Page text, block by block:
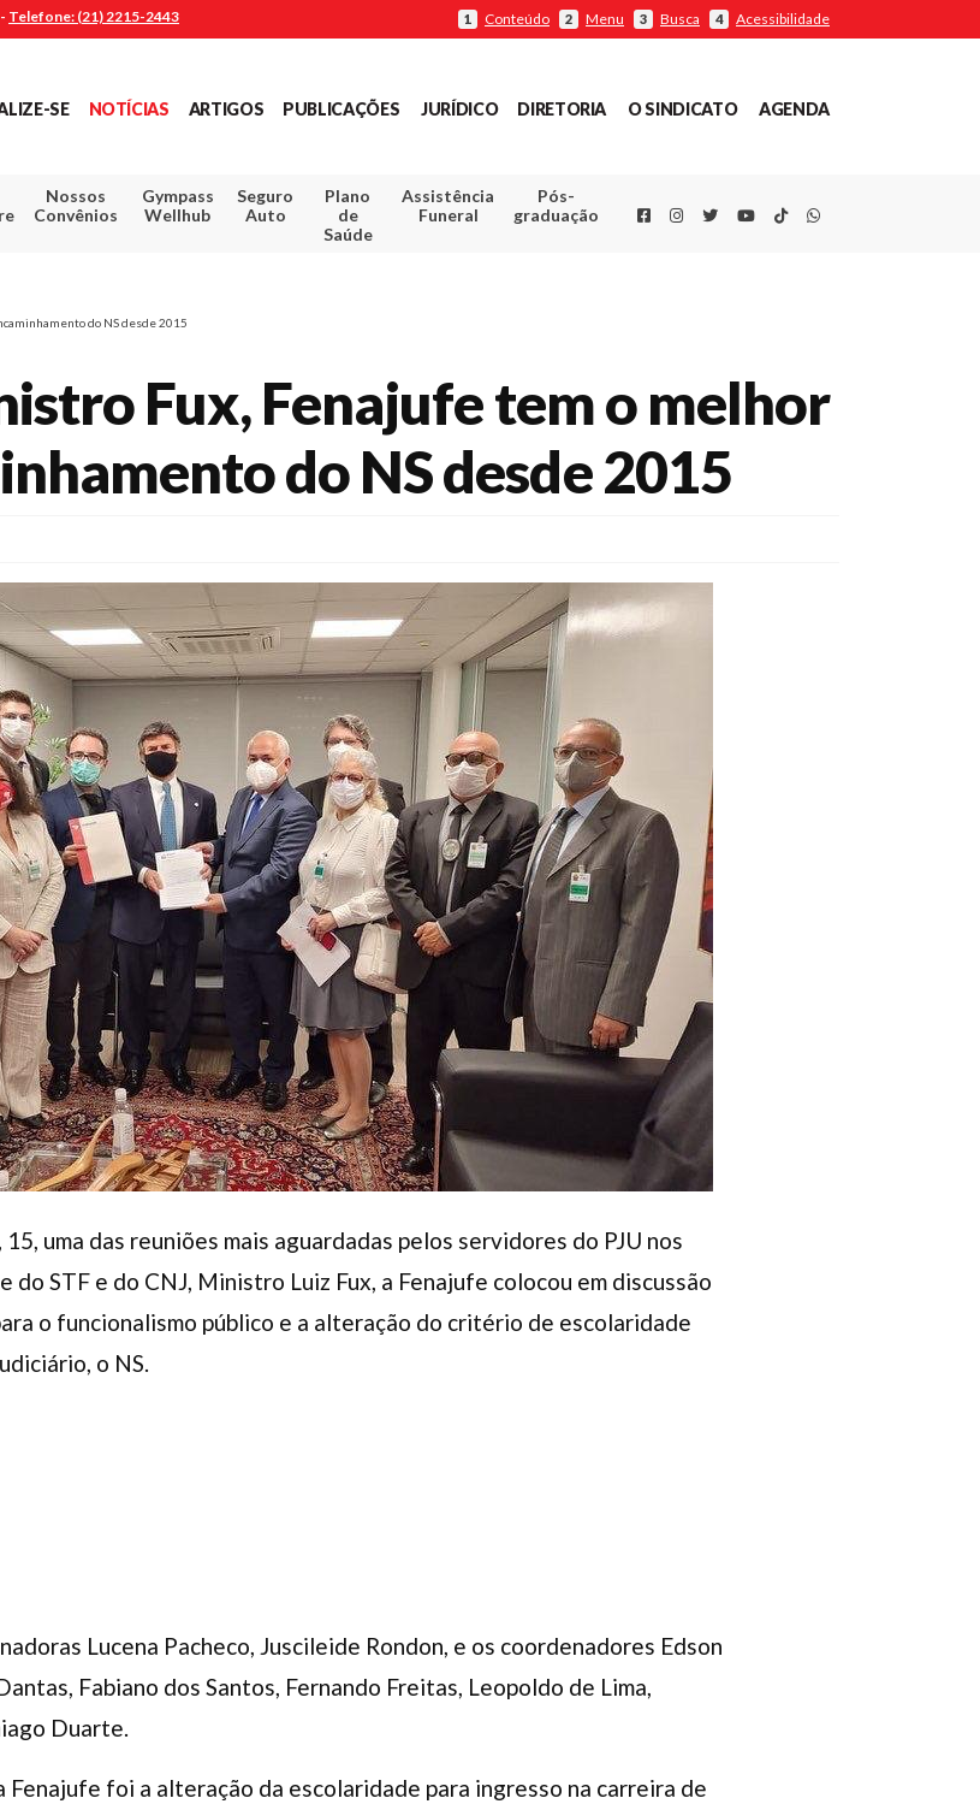
Telefone: (21) 2215-2443 1 Conteúdo 2 Menu 3 Busca 4 Acessibilidade
SE NOTÍCIAS ARTIGOS PUBLICAÇÕES JURÍDICO DIRETORIA O SINDICATO AGENDA
Nossos
Convênios
Gympass
Wellhub
Seguro
Auto
Plano
de
Saúde
Assistência
Funeral
Pós-
graduação
FacebookInstagram
TwitterYoutube
TikTokWhatsapp
do NS desde 2015
Fux, Fenajufe tem o melhor
do NS desde 2015
uma das reuniões mais aguardadas pelos servidores do PJU nos
do STF e do CNJ, Ministro Luiz Fux, a Fenajufe colocou em discussão
o funcionalismo público e a alteração do critério de escolaridade
o NS.
Lucena Pacheco, Juscileide Rondon, e os coordenadores Edson
Fabiano dos Santos, Fernando Freitas, Leopoldo de Lima,
Duarte.
foi a alteração da escolaridade para ingresso na carreira de